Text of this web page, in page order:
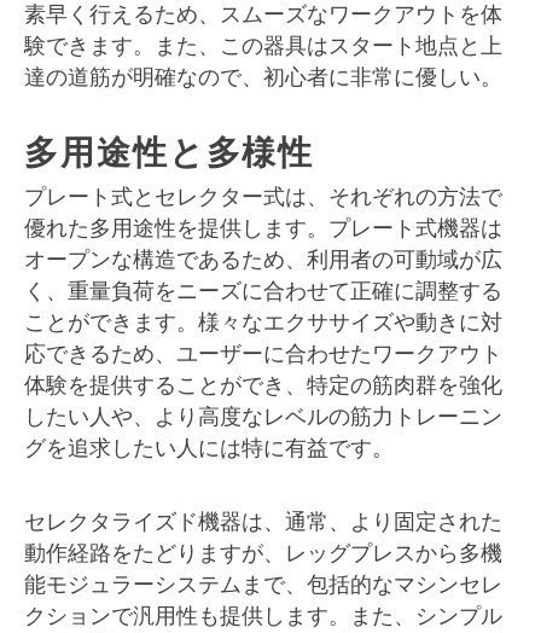
素早く行えるため、スムーズなワークアウトを体
験できます。また、この器具はスタート地点と上
達の道筋が明確なので、初心者に非常に優しい。
多用途性と多様性
プレート式とセレクター式は、それぞれの方法で
優れた多用途性を提供します。プレート式機器は
オープンな構造であるため、利用者の可動域が広
く、重量負荷をニーズに合わせて正確に調整する
ことができます。様々なエクササイズや動きに対
応できるため、ユーザーに合わせたワークアウト
体験を提供することができ、特定の筋肉群を強化
したい人や、より高度なレベルの筋力トレーニン
グを追求したい人には特に有益です。
セレクタライズド機器は、通常、より固定された
動作経路をたどりますが、レッグプレスから多機
能モジュラーシステムまで、包括的なマシンセレ
クションで汎用性も提供します。また、シンプル